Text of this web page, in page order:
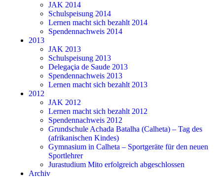
JAK 2014
Schulspeisung 2014
Lernen macht sich bezahlt 2014
Spendennachweis 2014
2013
JAK 2013
Schulspeisung 2013
Delegaçia de Saude 2013
Spendennachweis 2013
Lernen macht sich bezahlt 2013
2012
JAK 2012
Lernen macht sich bezahlt 2012
Spendennachweis 2012
Grundschule Achada Batalha (Calheta) – Tag des
(afrikanischen Kindes)
Gymnasium in Calheta – Sportgeräte für den neuen
Sportlehrer
Jurastudium Mito erfolgreich abgeschlossen
Archiv